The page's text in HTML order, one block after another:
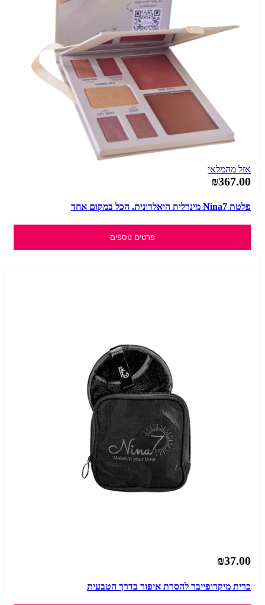
אזל מהמלאי
₪367.00
פלטת Nina7 מינרלית היאלרונית. הכל במקום אחד
פרטים נוספים
₪37.00
כרית מיקרופייבר להסרת איפור בדרך הטבעית